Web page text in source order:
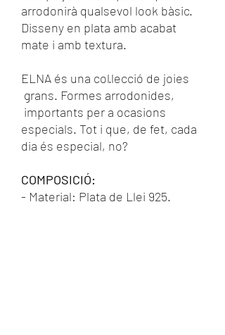
arrodonirà qualsevol look bàsic.
Disseny en plata amb acabat
mate i amb textura.
ELNA és una col·lecció de joies
grans. Formes arrodonides,
importants per a ocasions
especials. Tot i que, de fet, cada
dia és especial, no?
COMPOSICIÓ:
- Material: Plata de Llei 925.